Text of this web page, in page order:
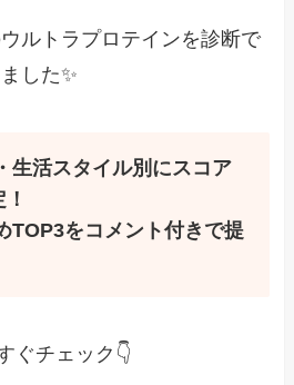
ルトラプロテインを診断で
した✨
生活スタイル別にスコア
TOP3をコメント付きで提
ぐチェック👇